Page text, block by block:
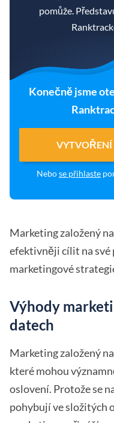
pomůže.
Konečně jsme
Nebose přihlaste
Marketing založený
efektivněji cílit na
marketingové
Výhody
datech
Marketing založený
které mohou
oslovení. Protože se
pohybují ve složitých